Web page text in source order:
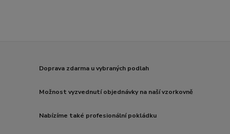
Doprava zdarma u vybraných podlah
Možnost vyzvednutí objednávky na naší vzorkovně
Nabízíme také profesionální pokládku